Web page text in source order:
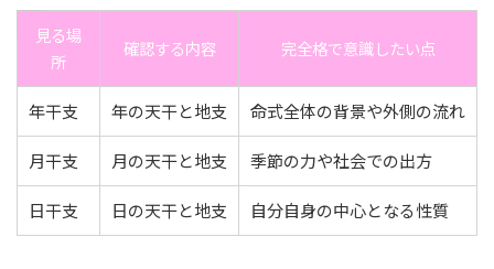
見る場
所
確認する内容 完全格で意識したい点
年干支 年の天干と地支 命式全体の背景や外側の流れ
月干支 月の天干と地支 季節の力や社会での出方
日干支 日の天干と地支 自分自身の中心となる性質